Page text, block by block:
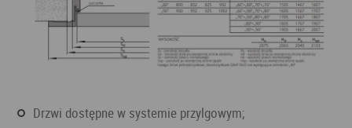
drzwi dostępne w systemie przylgowym;